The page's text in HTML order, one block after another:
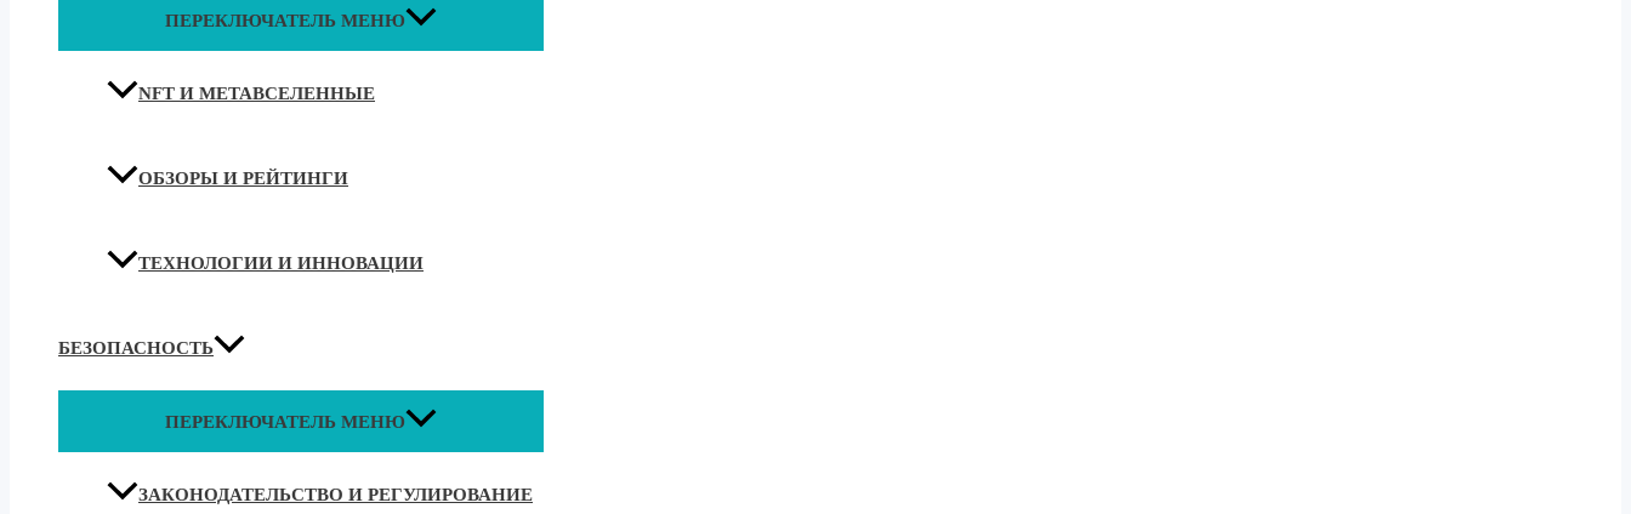
ПЕРЕКЛЮЧАТЕЛЬ МЕНЮ
NFT И МЕТАВСЕЛЕННЫЕ
ОБЗОРЫ И РЕЙТИНГИ
ТЕХНОЛОГИИ И ИННОВАЦИИ
БЕЗОПАСНОСТЬ
ПЕРЕКЛЮЧАТЕЛЬ МЕНЮ
ЗАКОНОДАТЕЛЬСТВО И РЕГУЛИРОВАНИЕ